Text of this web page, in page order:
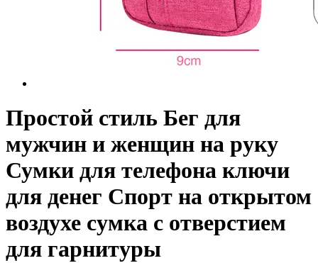
Простой стиль Бег для
мужчин и женщин на руку
Сумки для телефона ключи
для денег Спорт на открытом
воздухе сумка с отверстием
для гарнитуры